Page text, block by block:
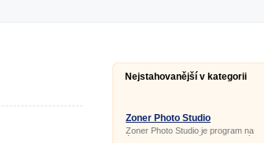
Nejstahovanější v kategorii
Zoner Photo Studio
Zoner Photo Studio je program na
úpravu fotiek a obrázkov vhodný pre